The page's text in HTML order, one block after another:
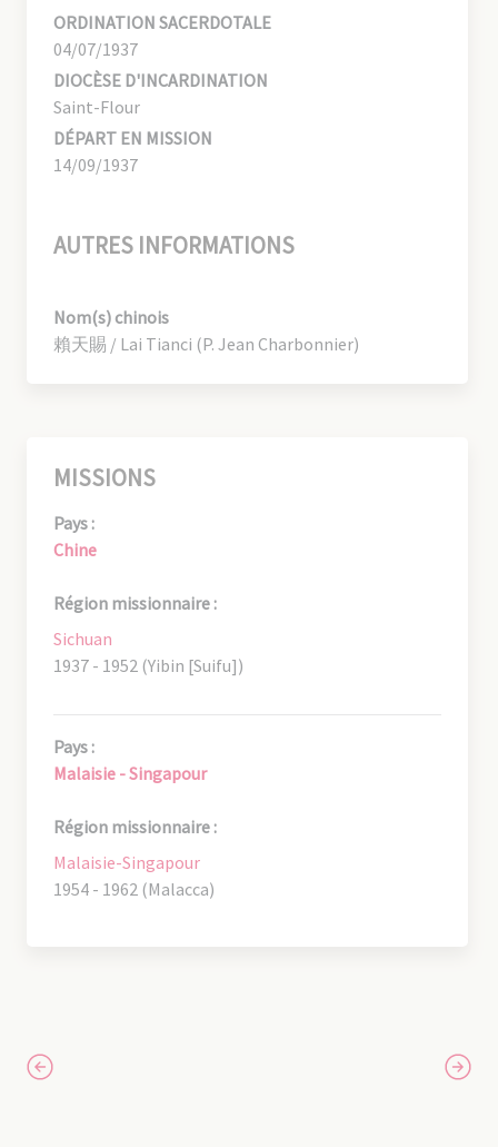
ORDINATION SACERDOTALE
04/07/1937
DIOCÈSE D'INCARDINATION
Saint-Flour
DÉPART EN MISSION
14/09/1937
AUTRES INFORMATIONS
Nom(s) chinois
賴天賜 / Lai Tianci (P. Jean Charbonnier)
MISSIONS
Pays :
Chine
Région missionnaire :
Sichuan
1937 - 1952 (Yibin [Suifu])
Pays :
Malaisie - Singapour
Région missionnaire :
Malaisie-Singapour
1954 - 1962 (Malacca)